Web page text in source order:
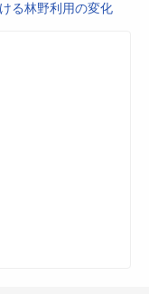
る林野利用の変化